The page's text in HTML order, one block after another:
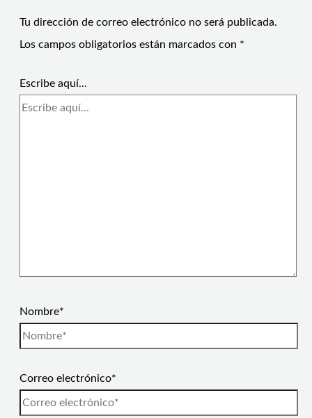
Tu dirección de correo electrónico no será publicada.
Los campos obligatorios están marcados con *
Escribe aquí...
Nombre*
Correo electrónico*